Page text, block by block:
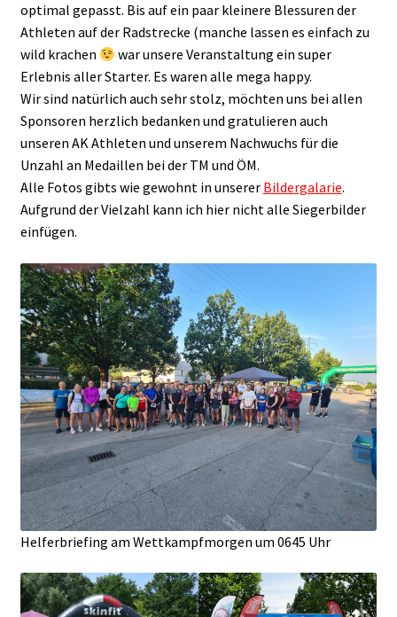
optimal gepasst. Bis auf ein paar kleinere Blessuren der
Athleten auf der Radstrecke (manche lassen es einfach zu
wild krachen
war unsere Veranstaltung ein super
Erlebnis aller Starter. Es waren alle mega happy.
Wir sind natürlich auch sehr stolz, möchten uns bei allen
Sponsoren herzlich bedanken und gratulieren auch
unseren AK Athleten und unserem Nachwuchs für die
Unzahl an Medaillen bei der TM und ÖM.
Alle Fotos gibts wie gewohnt in unserer Bildergalarie.
Aufgrund der Vielzahl kann ich hier nicht alle Siegerbilder
einfügen.
Helferbriefing am Wettkampfmorgen um 0645 Uhr